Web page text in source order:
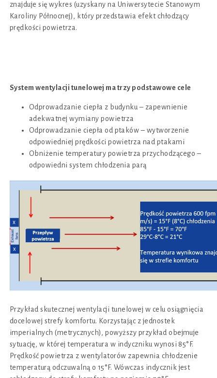
znajduje się wykres (uzyskany na Uniwersytecie Stanowym
Karoliny Północnej), który przedstawia efekt chłodzący
prędkości powietrza.
System wentylacji tunelowej ma trzy podstawowe cele
Odprowadzanie ciepła z budynku – zapewnienie
adekwatnej wymiany powietrza
Odprowadzanie ciepła od ptaków – wytworzenie
odpowiedniej prędkości powietrza nad ptakami
Obniżenie temperatury powietrza przychodzącego –
odpowiedni system chłodzenia parą
Przykład skutecznej wentylacji tunelowej w celu osiągnięcia
docelowej strefy komfortu. Korzystając z jednostek
imperialnych (metrycznych), powyższy przykład obejmuje
sytuację, w której temperatura w indyczniku wynosi 85°F.
Prędkość powietrza z wentylatorów zapewnia chłodzenie
temperaturą odczuwalną o 15°F. Wówczas indycznik jest